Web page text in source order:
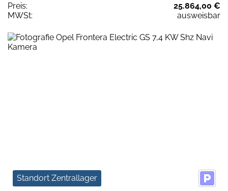
Preis:
25.864,00 €
MWSt:
ausweisbar
Standort Zentrallager